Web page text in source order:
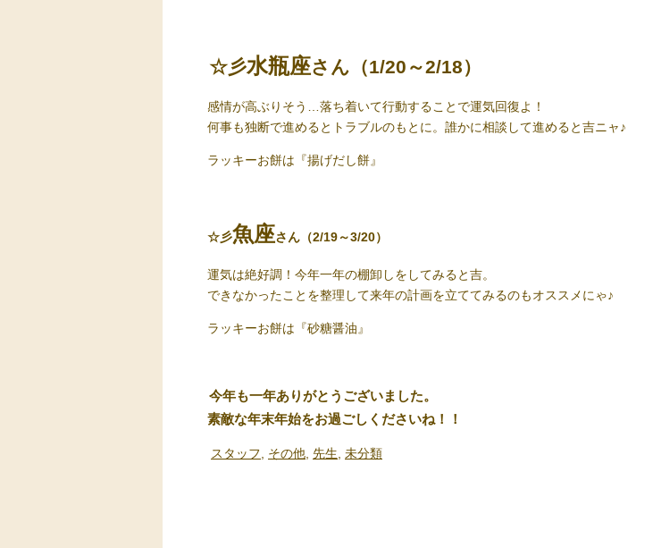
☆彡水瓶座さん（1/20～2/18）
感情が高ぶりそう…落ち着いて行動することで運気回復よ！
何事も独断で進めるとトラブルのもとに。誰かに相談して進めると吉ニャ♪
ラッキーお餅は『揚げだし餅』
☆彡魚座さん（2/19～3/20）
運気は絶好調！今年一年の棚卸しをしてみると吉。
できなかったことを整理して来年の計画を立ててみるのもオススメにゃ♪
ラッキーお餅は 『砂糖醤油』
今年も一年ありがとうございました。
素敵な年末年始をお過ごしくださいね！！
スタッフ その他 先生 未分類